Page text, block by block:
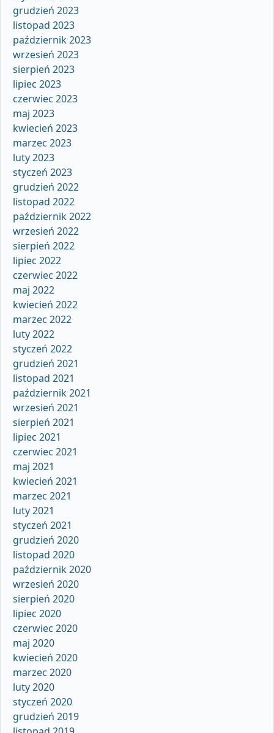
grudzień 2023
listopad 2023
październik 2023
wrzesień 2023
sierpień 2023
lipiec 2023
czerwiec 2023
maj 2023
kwiecień 2023
marzec 2023
luty 2023
styczeń 2023
grudzień 2022
listopad 2022
październik 2022
wrzesień 2022
sierpień 2022
lipiec 2022
czerwiec 2022
maj 2022
kwiecień 2022
marzec 2022
luty 2022
styczeń 2022
grudzień 2021
listopad 2021
październik 2021
wrzesień 2021
sierpień 2021
lipiec 2021
czerwiec 2021
maj 2021
kwiecień 2021
marzec 2021
luty 2021
styczeń 2021
grudzień 2020
listopad 2020
październik 2020
wrzesień 2020
sierpień 2020
lipiec 2020
czerwiec 2020
maj 2020
kwiecień 2020
marzec 2020
luty 2020
styczeń 2020
grudzień 2019